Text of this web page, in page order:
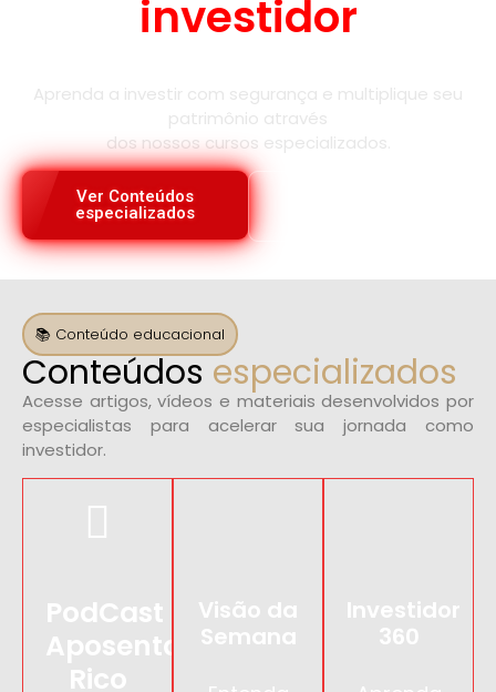
investidor
Aprenda a investir com segurança e multiplique seu
patrimônio através
dos nossos cursos especializados.
Ver Conteúdos
especializados
📚 Conteúdo educacional
Conteúdos especializados
Acesse artigos, vídeos e materiais desenvolvidos por
especialistas para acelerar sua jornada como
investidor.
PodCast
Aposentado
Rico
Visão da
Semana
Investidor
360